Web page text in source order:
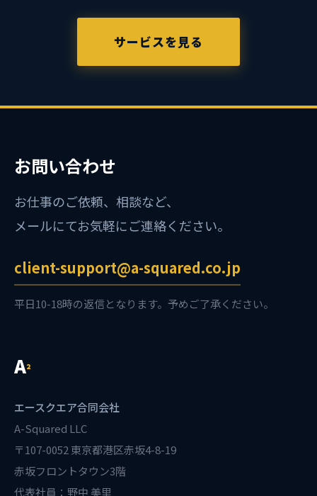
サービスを見る
お問い合わせ
お仕事のご依頼、相談など、
メールにてお気軽にご連絡ください。
client-support@a-squared.co.jp
平日10-18時の返信となります。予めご了承ください。
A²
エースクエア合同会社
A-Squared LLC
〒107-0052 東京都港区赤坂4-8-19
赤坂フロントタウン3階
代表社員：野中 美里